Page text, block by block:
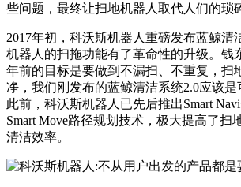
些问题，最终让扫地机器人取代人们的琐
2017年初，科沃斯机器人重磅发布蓝鲸清
机器人的扫拖功能有了革命性的升级。钱
年前的目标是要做到不漏扫、不重复，扫
净，我们刚发布的蓝鲸清洁系统2.0应该是
此前，科沃斯机器人已先后推出Smart
Smart Move路径规划技术，极大提高了扫
清洁效率。